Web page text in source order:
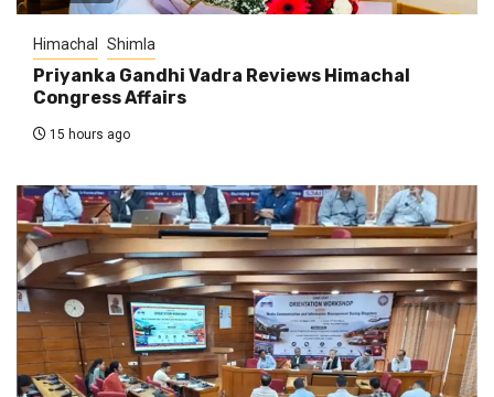
Himachal Shimla
Priyanka Gandhi Vadra Reviews Himachal
Congress Affairs
15 hours ago